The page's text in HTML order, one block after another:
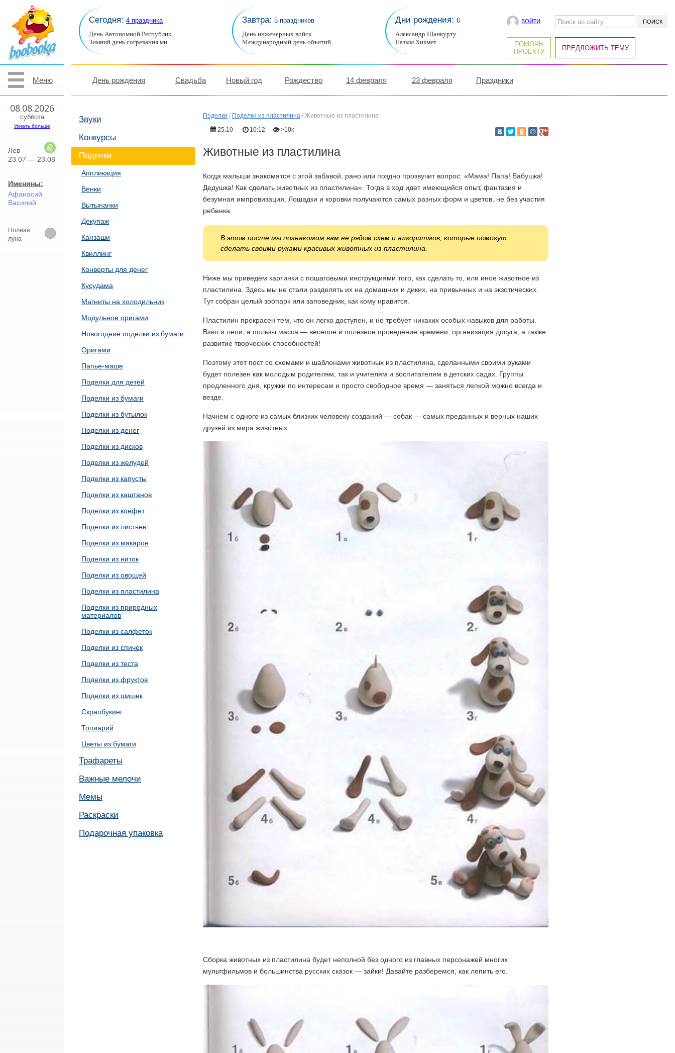
Меню
08.08.2026
суббота
Узнать больше
Лев
23.07 — 23.08
Именины:
Афанасий
Василий
Полная
луна
Сегодня: 4 праздника
День Автономной Республик…
Зимний день согревания ми…
Завтра: 5 праздников
День инженерных войск
Международный день объятий
Дни рождения: 6
Александр Шанкурту…
Назым Хикмет
ВОЙТИ
ПОМОЧЬ
ПРОЕКТУ
ПРЕДЛОЖИТЬ ТЕМУ
День рождения Свадьба Новый год Рождество 14 февраля 23 февраля Праздники
Звуки
Конкурсы
Поделки
Аппликация
Венки
Вытынанки
Декупаж
Канзаши
Квиллинг
Конверты для денег
Кусудама
Магниты на холодильник
Модульное оригами
Новогодние поделки из бумаги
Оригами
Папье-маше
Поделки для детей
Поделки из бумаги
Поделки из бутылок
Поделки из денег
Поделки из дисков
Поделки из желудей
Поделки из капусты
Поделки из каштанов
Поделки из конфет
Поделки из листьев
Поделки из макарон
Поделки из ниток
Поделки из овощей
Поделки из пластилина
Поделки из природных
материалов
Поделки из салфеток
Поделки из спичек
Поделки из теста
Поделки из фруктов
Поделки из шишек
Скрапбукинг
Топиарий
Цветы из бумаги
Трафареты
Важные мелочи
Мемы
Раскраски
Подарочная упаковка
Поделки / Поделки из пластилина / Животные из пластилина
25.10
10:12 >10к
Животные из пластилина
Когда малыши знакомятся с этой забавой, рано или поздно прозвучит вопрос: «Мама! Папа! Бабушка!
Дедушка! Как сделать животных из пластилина». Тогда в ход идет имеющийся опыт, фантазия и
безумная импровизация. Лошадки и коровки получаются самых разных форм и цветов, не без участия
ребенка.
В этом посте мы познакомим вам не рядом схем и алгоритмов, которые помогут
сделать своими руками красивых животных из пластилина.
Ниже мы приведем картинки с пошаговыми инструкциями того, как сделать то, или иное животное из
пластилина. Здесь мы не стали разделять их на домашних и диких, на привычных и на экзотических.
Тут собран целый зоопарк или заповедник, как кому нравится.
Пластилин прекрасен тем, что он легко доступен, и не требует никаких особых навыков для работы.
Взял и лепи, а пользы масса — веселое и полезное проведение времени, организация досуга, а также
развитие творческих способностей!
Поэтому этот пост со схемами и шаблонами животных из пластилина, сделанными своими руками
будет полезен как молодым родителям, так и учителям и воспитателям в детских садах. Группы
продленного дня, кружки по интересам и просто свободное время — заняться лепкой можно всегда и
везде.
Начнем с одного из самых близких человеку созданий — собак — самых преданных и верных наших
друзей из мира животных.
Сборка животных из пластилина будет неполной без одного из главных персонажей многих
мультфильмов и большинства русских сказок — зайки! Давайте разберемся, как лепить его.